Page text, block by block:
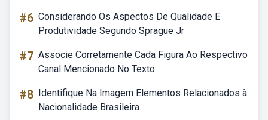
#6 Considerando Os Aspectos De Qualidade E
Produtividade Segundo Sprague Jr
#7 Associe Corretamente Cada Figura Ao Respectivo
Canal Mencionado No Texto
#8 Identifique Na Imagem Elementos Relacionados à
Nacionalidade Brasileira